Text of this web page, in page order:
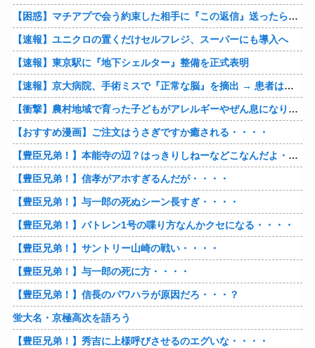
【困惑】マチアプで会う約束した相手に『この返信』送ったらブロックされたんやが…
【速報】ユニクロの置くだけセルフレジ、スーパーにも導入へ
【速報】東京駅に『地下シェルター』整備を正式表明
【速報】京大病院、手術ミスで『正常な脳』を摘出 → 患者は自発呼吸不可能な植物状態に
【衝撃】農村地域で育った子どもがアレルギーやぜん息になりにくい『農場効果』を引き起こす細菌が判明
【おすすめ漫画】ご注文はうさぎですか癒される・・・・
【豊臣兄弟！】本能寺の辺？はっきりしねーなどこなんだよ・・・・
【豊臣兄弟！】信孝がアホすぎるんだが・・・・
【豊臣兄弟！】与一郎の死ぬシーン長すぎ・・・・
【豊臣兄弟！】パトレン1号の喋り方なんかクセになる・・・・
【豊臣兄弟！】サントリー山崎の戦い・・・・
【豊臣兄弟！】与一郎の死に方・・・・
【豊臣兄弟！】信長のパワハラが原因だろ・・・？
蛍大名・京極高次を語ろう
【豊臣兄弟！】秀吉に上様呼びさせるのエグいな・・・・